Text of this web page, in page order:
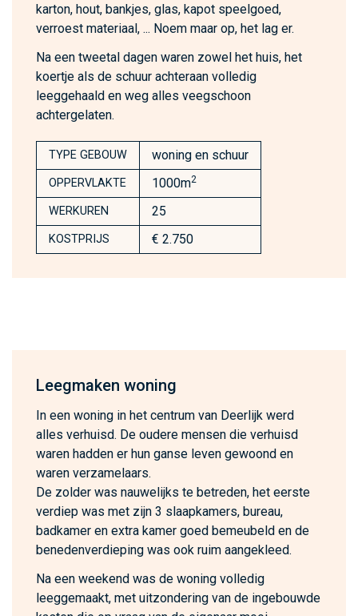
karton, hout, bankjes, glas, kapot speelgoed,
verroest materiaal, ... Noem maar op, het lag er.
Na een tweetal dagen waren zowel het huis, het
koertje als de schuur achteraan volledig
leeggehaald en weg alles veegschoon
achtergelaten.
TYPE GEBOUW woning en schuur
OPPERVLAKTE 1000m2
WERKUREN 25
KOSTPRIJS € 2.750
Leegmaken woning
In een woning in het centrum van Deerlijk werd
alles verhuisd. De oudere mensen die verhuisd
waren hadden er hun ganse leven gewoond en
waren verzamelaars.
De zolder was nauwelijks te betreden, het eerste
verdiep was met zijn 3 slaapkamers, bureau,
badkamer en extra kamer goed bemeubeld en de
benedenverdieping was ook ruim aangekleed.
Na een weekend was de woning volledig
leeggemaakt, met uitzondering van de ingebouwde